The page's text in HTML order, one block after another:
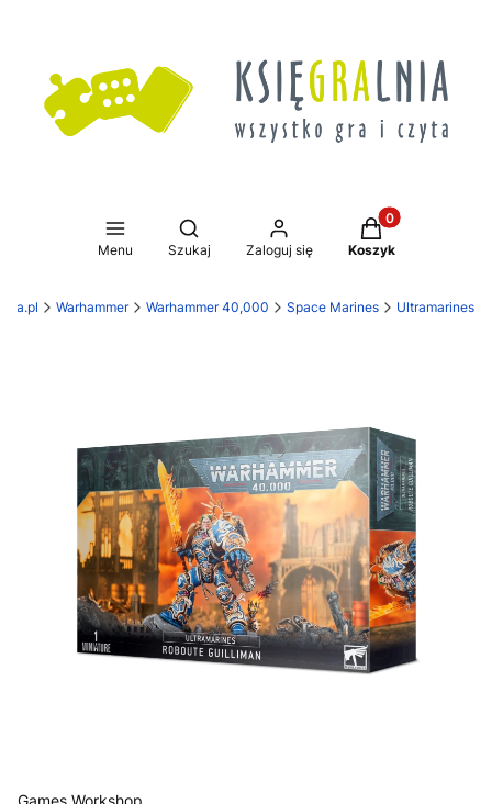
Menu
Otwórz wyszukiwarkę
Szukaj Zaloguj się
Produkty w
Koszyk
Warhammer Warhammer 40,000 Space Marines Ultramarines